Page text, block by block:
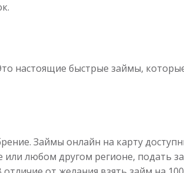
настоящие быстрые займы,
Займы онлайн на карту
или любом другом регионе, подать